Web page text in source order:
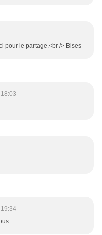
pour le partage.<br /> Bises